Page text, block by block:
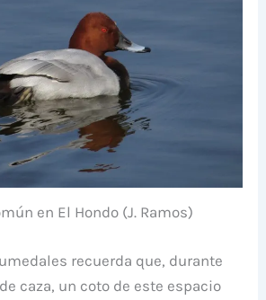
en El Hondo (J. Ramos)
recuerda que, durante
caza, un coto de este espacio